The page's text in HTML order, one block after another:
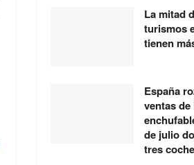
La mitad
turismos
tienen
España
ventas
de julio
tres